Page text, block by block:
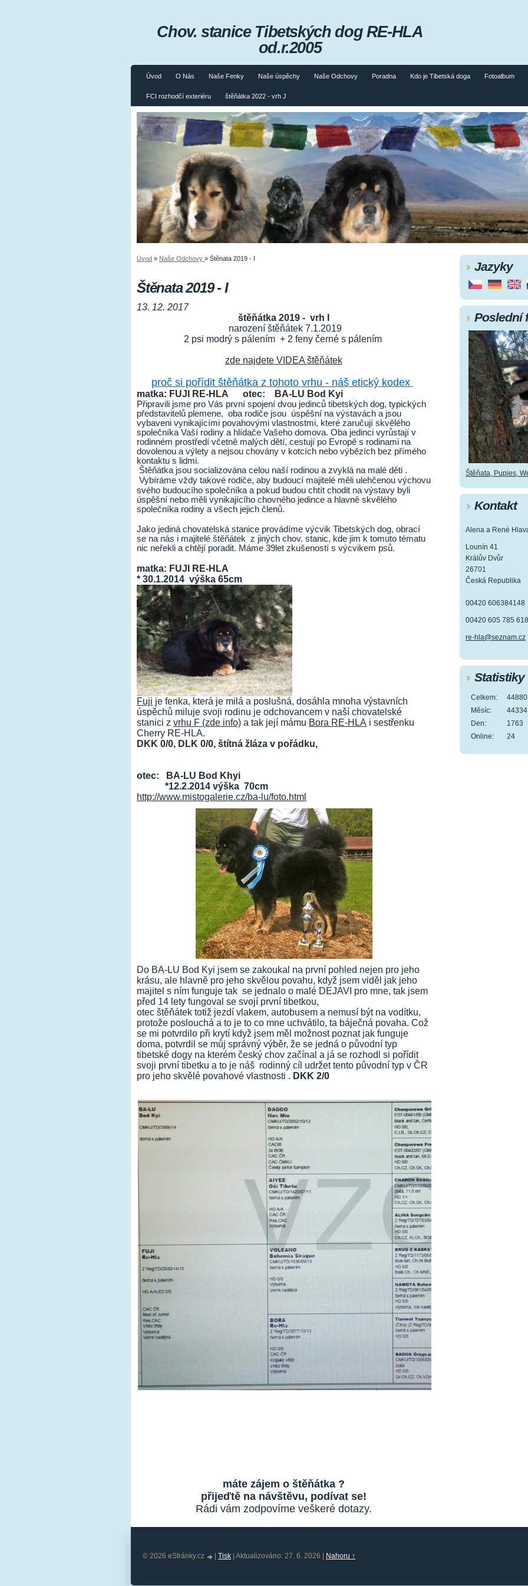
Úvod O Nás Naše Fenky Naše úspěchy Naše Odchovy Poradna Kdo je Tibetská doga Fotoalbum
FCI rozhodčí exteriéru štěňátka 2022 - vrh J
Chov. stanice Tibetských dog RE-HLA
od.r.2005
Úvod » Naše Odchovy » Štěnata 2019 - I
Štěnata 2019 - I
13. 12. 2017
štěňátka 2019 - vrh I
narození štěňátek 7.1.2019
2 psi modrý s pálením + 2 feny černé s pálením
zde najdete VIDEA štěňátek
proč si pořídit štěňátka z tohoto vrhu - náš etický kodex
matka: FUJI RE-HLA otec: BA-LU Bod Kyi
Připravili jsme pro Vás první spojení dvou jedinců tibetských dog, typických
představitelů plemene, oba rodiče jsou úspěšní na výstavách a jsou
vybaveni vynikajícími povahovými vlastnostmi, které zaručují skvělého
společníka Vaší rodiny a hlídače Vašeho domova. Oba jedinci vyrůstají v
rodinném prostředí včetně malých dětí, cestují po Evropě s rodinami na
dovolenou a výlety a nejsou chovány v kotcích nebo výbězích bez přímého
kontaktu s lidmi.
Štěňátka jsou socializována celou naší rodinou a zvyklá na malé děti .
Vybíráme vždy takové rodiče, aby budoucí majitelé měli ulehčenou výchovu
svého budoucího společníka a pokud budou chtít chodit na výstavy byli
úspěšní nebo měli vynikajícího chovného jedince a hlavně skvělého
společníka rodiny a všech jejich členů.
Jako jediná chovatelská stanice provádíme výcvik Tibetských dog, obrací
se na nás i majitelé štěňátek z jiných chov. stanic, kde jim k tomuto tématu
nic neřekli a chtějí poradit. Máme 39let zkušeností s výcvikem psů.
matka: FUJI RE-HLA
* 30.1.2014 výška 65cm
Fuji je fenka, která je milá a poslušná, dosáhla mnoha výstavních
úspěchů miluje svoji rodinu je odchovancem v naší chovatelské
stanici z vrhu F (zde info) a tak její mámu Bora RE-HLA i sestřenku
Cherry RE-HLA.
DKK 0/0, DLK 0/0, štítná žláza v pořádku,
otec: BA-LU Bod Khyi
*12.2.2014 výška 70cm
http://www.mistogalerie.cz/ba-lu/foto.html
Do BA-LU Bod Kyi jsem se zakoukal na první pohled nejen pro jeho
krásu, ale hlavně pro jeho skvělou povahu, když jsem viděl jak jeho
majitel s ním funguje tak se jednalo o malé DEJAVI pro mne, tak jsem
před 14 lety fungoval se svojí první tibetkou,
otec štěňátek totiž jezdí vlakem, autobusem a nemusí být na vodítku,
protože poslouchá a to je to co mne uchvátilo, ta báječná povaha. Což
se mi potvrdilo při krytí když jsem měl možnost poznat jak funguje
doma, potvrdil se můj správný výběr, že se jedná o původní typ
tibetské dogy na kterém český chov začínal a já se rozhodl si pořídit
svoji první tibetku a to je náš rodinný cíl udržet tento původní typ v ČR
pro jeho skvělé povahové vlastnosti . DKK 2/0
máte zájem o štěňátka ?
přijeďtě na návštěvu, podívat se!
Rádi vám zodpovíme veškeré dotazy.
Jazyky
Poslední
Štěňata, Pupies,
Kontakt
Alena a René
Lounín 41
Králův Dvůr
26701
Česká Republika
00420 606384148
00420 605 785 618
re-hla@seznam.cz
Statistiky
Online: 24
Celkem:
Měsíc:
44334
Den:
1763
© 2026 eStránky.cz Tisk Aktualizováno: 27. 6. 2026 Nahoru ↑